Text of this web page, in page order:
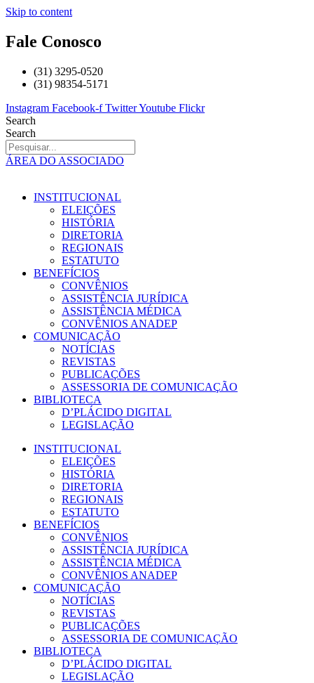
Skip to content
Fale Conosco
(31) 3295-0520
(31) 98354-5171
Instagram Facebook-f TwitterYoutube Flickr
Search
Search
ÁREA DO ASSOCIADO
INSTITUCIONAL
ELEIÇÕES
HISTÓRIA
DIRETORIA
REGIONAIS
ESTATUTO
BENEFÍCIOS
CONVÊNIOS
ASSISTÊNCIA JURÍDICA
ASSISTÊNCIA MÉDICA
CONVÊNIOS ANADEP
COMUNICAÇÃO
NOTÍCIAS
REVISTAS
PUBLICAÇÕES
ASSESSORIA DE COMUNICAÇÃO
BIBLIOTECA
D’PLÁCIDO DIGITAL
LEGISLAÇÃO
INSTITUCIONAL
ELEIÇÕES
HISTÓRIA
DIRETORIA
REGIONAIS
ESTATUTO
BENEFÍCIOS
CONVÊNIOS
ASSISTÊNCIA JURÍDICA
ASSISTÊNCIA MÉDICA
CONVÊNIOS ANADEP
COMUNICAÇÃO
NOTÍCIAS
REVISTAS
PUBLICAÇÕES
ASSESSORIA DE COMUNICAÇÃO
BIBLIOTECA
D’PLÁCIDO DIGITAL
LEGISLAÇÃO